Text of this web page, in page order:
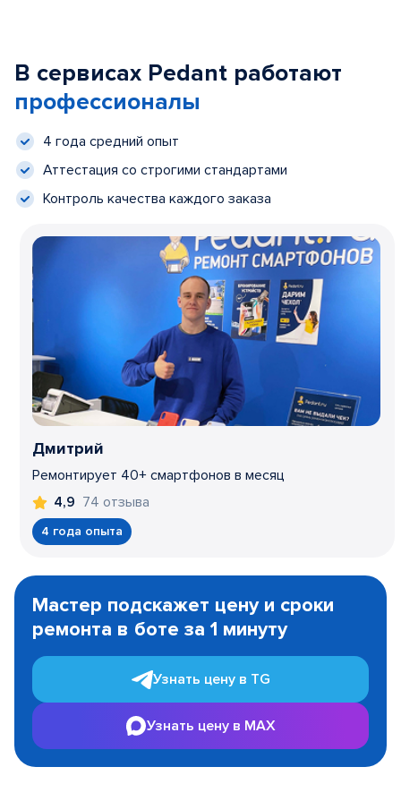
В сервисах Pedant работают
профессионалы
4 года средний опыт
Аттестация со строгими стандартами
Контроль качества каждого заказа
Дмитрий
Ремонтирует 40+ смартфонов в месяц
4,9 74 отзыва
4 года опыта
1
Мастер подскажет цену и сроки
ремонта в боте за 1 минуту
Узнать цену в TG
Узнать цену в MAX